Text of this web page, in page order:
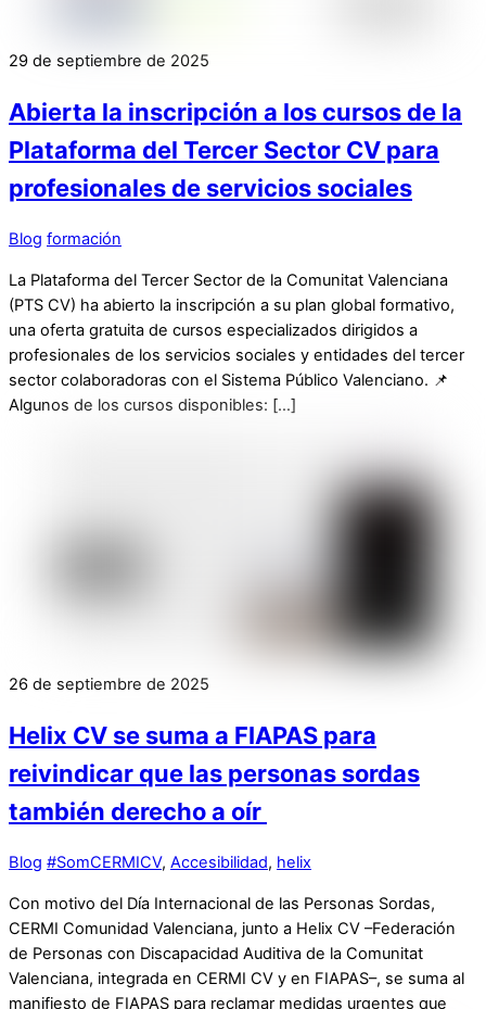
29 de septiembre de 2025
Abierta la inscripción a los cursos de la
Plataforma del Tercer Sector CV para
profesionales de servicios sociales
Blog formación
La Plataforma del Tercer Sector de la Comunitat Valenciana
(PTS CV) ha abierto la inscripción a su plan global formativo,
una oferta gratuita de cursos especializados dirigidos a
profesionales de los servicios sociales y entidades del tercer
sector colaboradoras con el Sistema Público Valenciano. 📌
Algunos de los cursos disponibles: […]
26 de septiembre de 2025
Helix CV se suma a FIAPAS para
reivindicar que las personas sordas
también derecho a oír
Blog #SomCERMICV, Accesibilidad, helix
Con motivo del Día Internacional de las Personas Sordas,
CERMI Comunidad Valenciana, junto a Helix CV –Federación
de Personas con Discapacidad Auditiva de la Comunitat
Valenciana, integrada en CERMI CV y en FIAPAS–, se suma al
manifiesto de FIAPAS para reclamar medidas urgentes que